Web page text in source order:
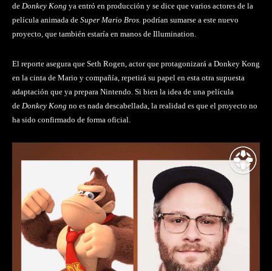
de Donkey Kong ya entró en producción y se dice que varios actores de la
película animada de Super Mario Bros. podrían sumarse a este nuevo
proyecto, que también estaría en manos de Illumination.
El reporte asegura que Seth Rogen, actor que protagonizará a Donkey Kong
en la cinta de Mario y compañía, repetirá su papel en esta otra supuesta
adaptación que ya prepara Nintendo. Si bien la idea de una película
de Donkey Kong no es nada descabellada, la realidad es que el proyecto no
ha sido confirmado de forma oficial.